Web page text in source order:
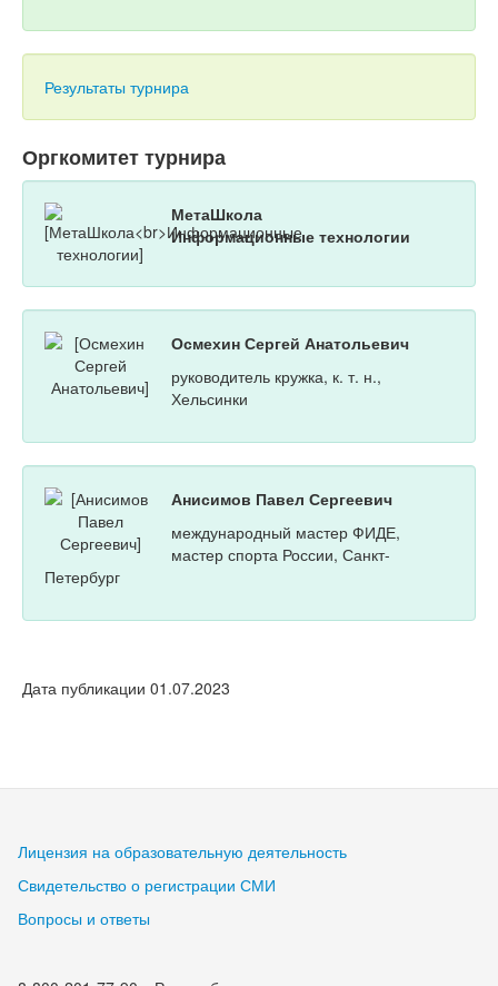
Результаты турнира
Оргкомитет турнира
МетаШкола
Информационные технологии
Осмехин Сергей Анатольевич
руководитель кружка, к. т. н.,
Хельсинки
Анисимов Павел Сергеевич
международный мастер ФИДЕ,
мастер спорта России, Санкт-
Петербург
Дата публикации 01.07.2023
Лицензия на образовательную деятельность
Свидетельство о регистрации СМИ
Вопросы и ответы